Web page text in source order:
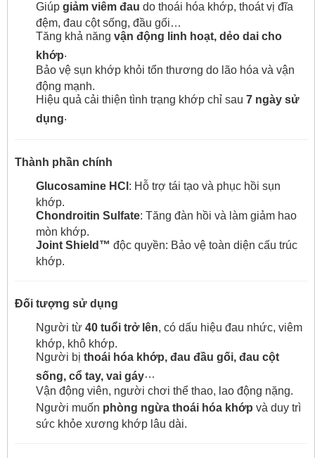
Giúp giảm viêm đau do thoái hóa khớp, thoát vị đĩa
đệm, đau cột sống, đầu gối…
Tăng khả năng vận động linh hoạt, dẻo dai cho
khớp.
Bảo vệ sụn khớp khỏi tổn thương do lão hóa và vận
động mạnh.
Hiệu quả cải thiện tình trạng khớp chỉ sau 7 ngày sử
dụng.
Thành phần chính
Glucosamine HCl : Hỗ trợ tái tạo và phục hồi sụn
khớp.
Chondroitin Sulfate: Tăng đàn hồi và làm giảm hao
mòn khớp.
Joint Shield™ độc quyền: Bảo vệ toàn diện cấu trúc
khớp.
Đối tượng sử dụng
Người từ 40 tuổi trở lên, có dấu hiệu đau nhức, viêm
khớp, khô khớp.
Người bị thoái hóa khớp, đau đầu gối, đau cột
sống, cổ tay, vai gáy…
Vận động viên, người chơi thể thao, lao động nặng.
Người muốn phòng ngừa thoái hóa khớp và duy trì
sức khỏe xương khớp lâu dài.